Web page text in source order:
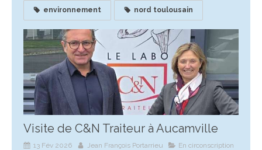
environnement nord toulousain
Visite de C&N Traiteur à Aucamville
13 Fév 2026 Jean François Portarrieu En circonscription